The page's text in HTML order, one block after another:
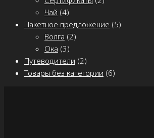
Чай (4)
Пакетное предложение (5)
Волга (2)
Ока (3)
Путеводители (2)
Товары без категории (6)